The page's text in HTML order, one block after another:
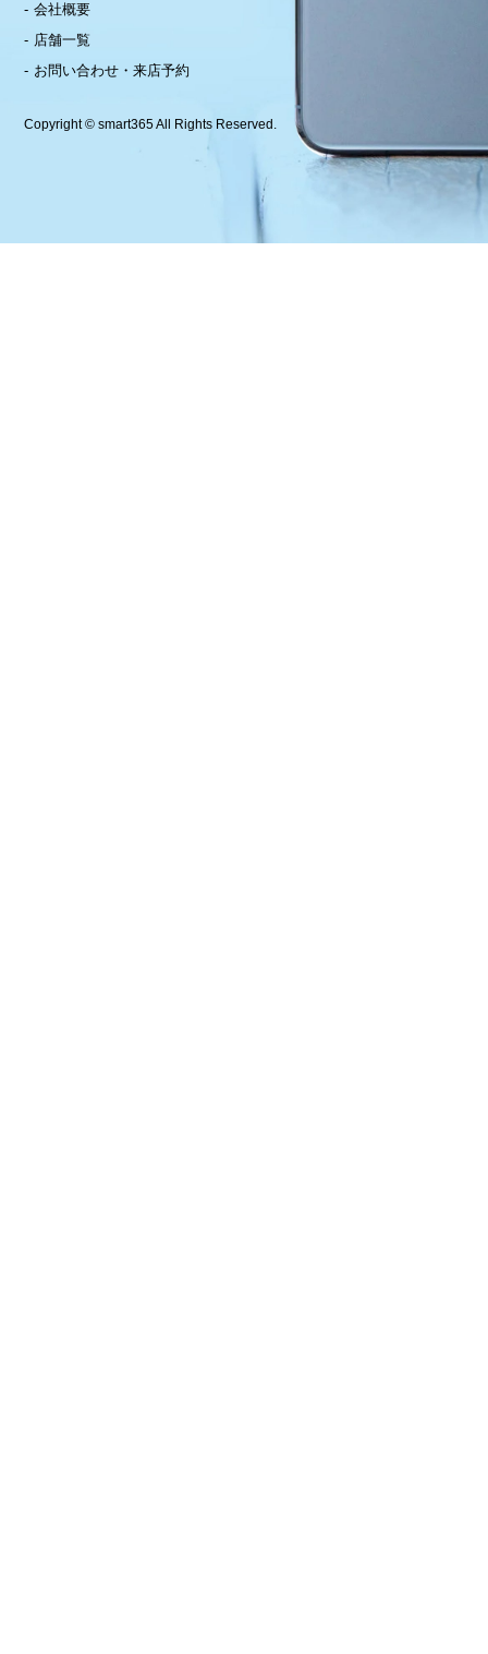
会社概要
店舗一覧
お問い合わせ・来店予約
Copyright © smart365 All Rights Reserved.